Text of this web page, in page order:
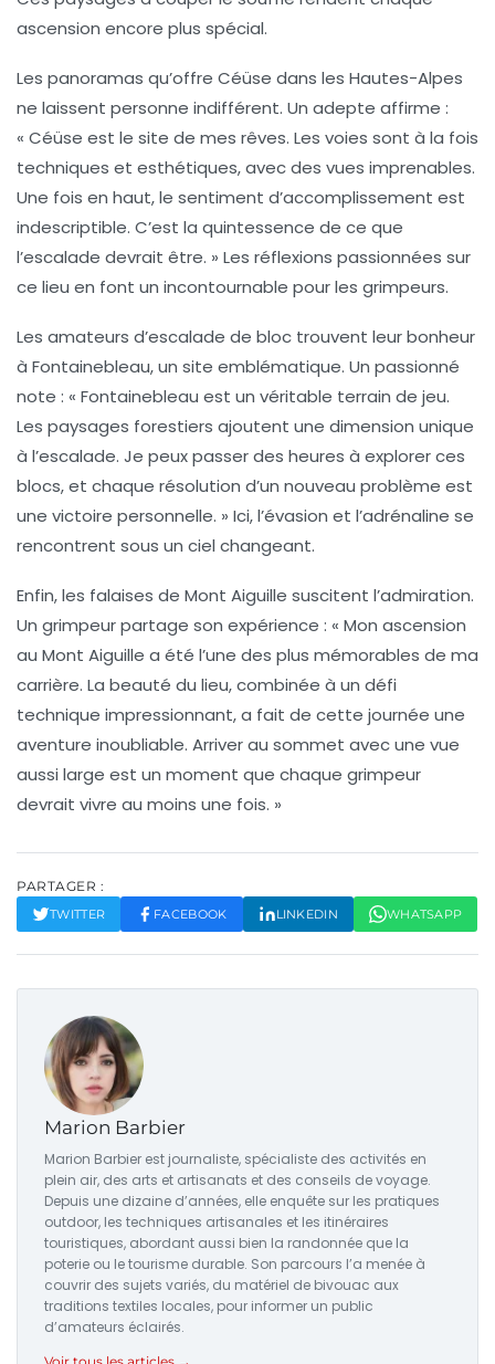
ascension encore plus spécial.
Les panoramas qu’offre Céüse dans les Hautes-Alpes
ne laissent personne indifférent. Un adepte affirme :
« Céüse est le site de mes rêves. Les voies sont à la fois
techniques et esthétiques, avec des vues imprenables.
Une fois en haut, le sentiment d’accomplissement est
indescriptible. C’est la quintessence de ce que
l’escalade devrait être. » Les réflexions passionnées sur
ce lieu en font un incontournable pour les grimpeurs.
Les amateurs d’escalade de bloc trouvent leur bonheur
à Fontainebleau, un site emblématique. Un passionné
note : « Fontainebleau est un véritable terrain de jeu.
Les paysages forestiers ajoutent une dimension unique
à l’escalade. Je peux passer des heures à explorer ces
blocs, et chaque résolution d’un nouveau problème est
une victoire personnelle. » Ici, l’évasion et l’adrénaline se
rencontrent sous un ciel changeant.
Enfin, les falaises de Mont Aiguille suscitent l’admiration.
Un grimpeur partage son expérience : « Mon ascension
au Mont Aiguille a été l’une des plus mémorables de ma
carrière. La beauté du lieu, combinée à un défi
technique impressionnant, a fait de cette journée une
aventure inoubliable. Arriver au sommet avec une vue
aussi large est un moment que chaque grimpeur
devrait vivre au moins une fois. »
PARTAGER :
TWITTER FACEBOOK LINKEDIN WHATSAPP
Marion Barbier
Marion Barbier est journaliste, spécialiste des activités en
plein air, des arts et artisanats et des conseils de voyage.
Depuis une dizaine d’années, elle enquête sur les pratiques
outdoor, les techniques artisanales et les itinéraires
touristiques, abordant aussi bien la randonnée que la
poterie ou le tourisme durable. Son parcours l’a menée à
couvrir des sujets variés, du matériel de bivouac aux
traditions textiles locales, pour informer un public
d’amateurs éclairés.